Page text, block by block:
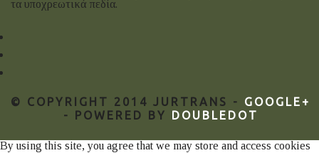
τα υποχρεωτικά πεδία.
© COPYRIGHT 2014 JURTRANS - GOOGLE+
- POWERED BY DOUBLEDOT
By using this site, you agree that we may store and access cookies